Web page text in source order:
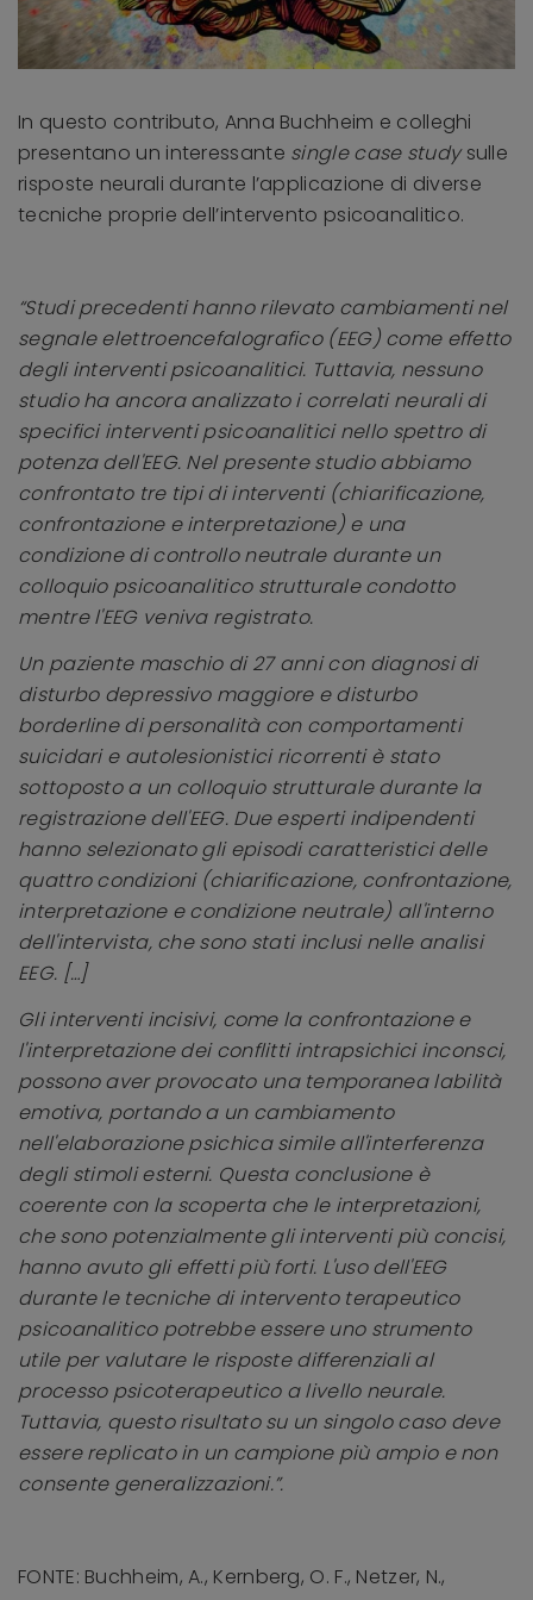
In questo contributo, Anna Buchheim e colleghi
presentano un interessante single case studysulle
risposte neurali durante l’applicazione di diverse
tecniche proprie dell’intervento psicoanalitico.
“Studi precedenti hanno rilevato cambiamenti nel
segnale elettroencefalografico (EEG) come effetto
degli interventi psicoanalitici. Tuttavia, nessuno
studio ha ancora analizzato i correlati neurali di
specifici interventi psicoanalitici nello spettro di
potenza dell'EEG. Nel presente studio abbiamo
confrontato tre tipi di interventi (chiarificazione,
confrontazione e interpretazione) e una
condizione di controllo neutrale durante un
colloquio psicoanalitico strutturale condotto
mentre l'EEG veniva registrato.
Un paziente maschio di 27 anni con diagnosi di
disturbo depressivo maggiore e disturbo
borderline di personalità con comportamenti
suicidari e autolesionistici ricorrenti è stato
sottoposto a un colloquio strutturale durante la
registrazione dell'EEG. Due esperti indipendenti
hanno selezionato gli episodi caratteristici delle
quattro condizioni (chiarificazione, confrontazione,
interpretazione e condizione neutrale) all'interno
dell'intervista, che sono stati inclusi nelle analisi
EEG. […]
Gli interventi incisivi, come la confrontazione e
l'interpretazione dei conflitti intrapsichici inconsci,
possono aver provocato una temporanea labilità
emotiva, portando a un cambiamento
nell'elaborazione psichica simile all'interferenza
degli stimoli esterni. Questa conclusione è
coerente con la scoperta che le interpretazioni,
che sono potenzialmente gli interventi più concisi,
hanno avuto gli effetti più forti. L'uso dell'EEG
durante le tecniche di intervento terapeutico
psicoanalitico potrebbe essere uno strumento
utile per valutare le risposte differenziali al
processo psicoterapeutico a livello neurale.
Tuttavia, questo risultato su un singolo caso deve
essere replicato in un campione più ampio e non
consente generalizzazioni.”.
FONTE: Buchheim, A., Kernberg, O. F., Netzer, N.,